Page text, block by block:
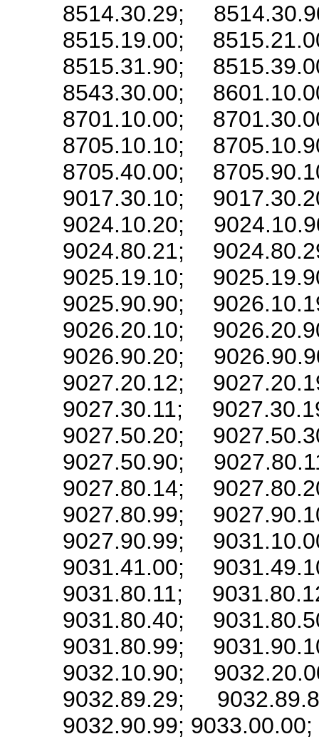
8514.30.29;
8515.19.00;
8515.31.90;
8543.30.00;
8701.10.00;
8705.10.10;
8705.40.00;
9017.30.10;
9024.10.20;
9024.80.21;
9025.19.10;
9025.90.90;
9026.20.10;
9026.90.20;
9027.20.12;
9027.30.11;
9027.50.20;
9027.50.90;
9027.80.14;
9027.80.99;
9027.90.99;
9031.41.00;
9031.80.11;
9031.80.40;
9031.80.99;
9032.10.90;
9032.89.29;
9032.90.99;